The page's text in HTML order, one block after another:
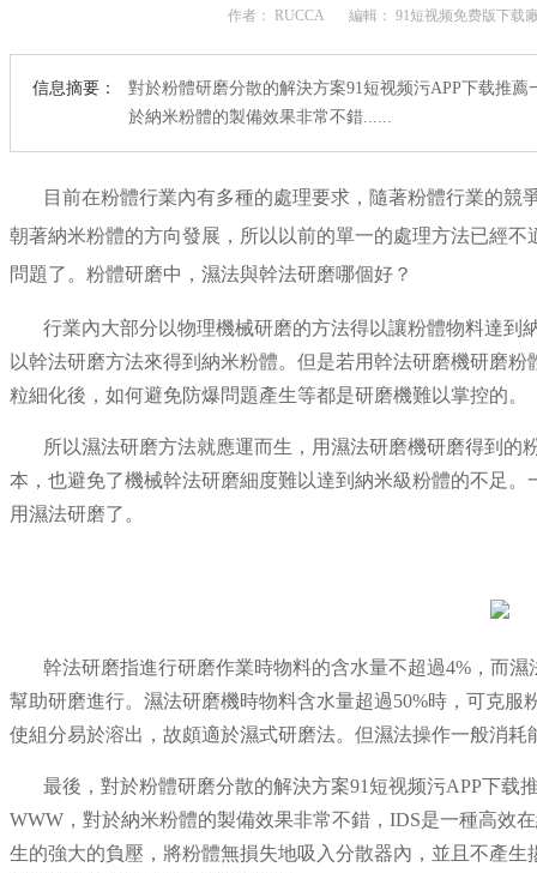
作者： RUCCA 編輯： 91短视频免费版下载
信息摘要：
對於粉體研磨分散的解決方案91短视频污APP下载推
於納米粉體的製備效果非常不錯......
目前在粉體行業內有多種的處理要求，隨著粉體行業的
朝著納米粉體的方向發展，所以以前的單一的處理方法已經
問題了。粉體研磨中，濕法與幹法研磨哪個好？
行業內大部分以物理機械研磨的方法得以讓粉體物料達
以幹法研磨方法來得到納米粉體。但是若用幹法研磨機研磨
粒細化後，如何避免防爆問題產生等都是研磨機難以掌控的。
所以濕法研磨方法就應運而生，用濕法研磨機研磨得到
本，也避免了機械幹法研磨細度難以達到納米級粉體的不足
用濕法研磨了。
幹法研磨指進行研磨作業時物料的含水量不超過4%，而
幫助研磨進行。濕法研磨機時物料含水量超過50%時，可克
使組分易於溶出，故頗適於濕式研磨法。但濕法操作一般消
最後，對於粉體研磨分散的解決方案91短视频污APP下载
WWW，對於納米粉體的製備效果非常不錯， IDS是一種高效
生的強大的負壓，將粉體無損失地吸入分散器內，並且不產